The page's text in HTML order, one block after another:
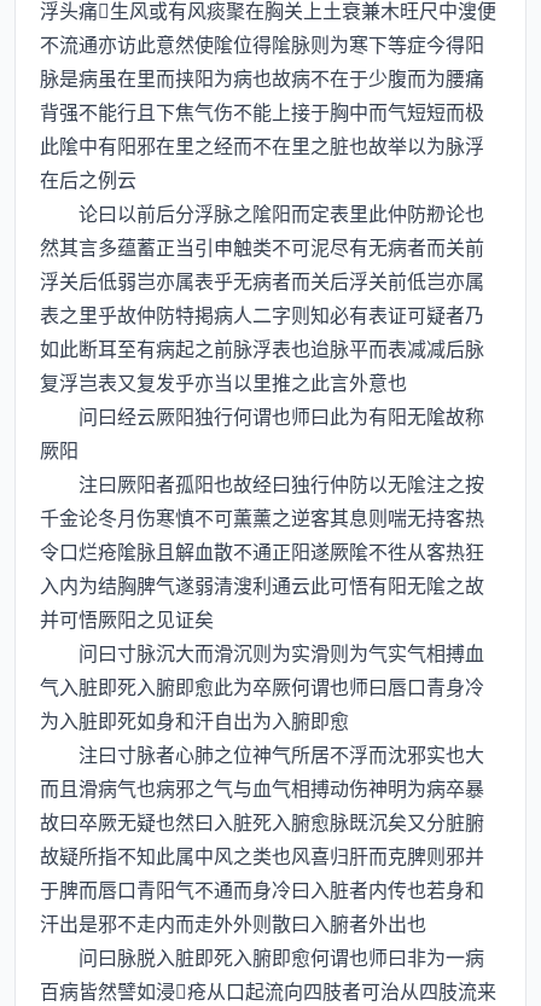
浮头痛生风或有风痰聚在胸关上土衰兼木旺尺中溲便
不流通亦访此意然使隂位得隂脉则为寒下等症今得阳
脉是病虽在里而挟阳为病也故病不在于少腹而为腰痛
背强不能行且下焦气伤不能上接于胸中而气短短而极
此隂中有阳邪在里之经而不在里之脏也故举以为脉浮
在后之例云
论曰以前后分浮脉之隂阳而定表里此仲防剙论也
然其言多蕴蓄正当引申触类不可泥尽有无病者而关前
浮关后低弱岂亦属表乎无病者而关后浮关前低岂亦属
表之里乎故仲防特掲病人二字则知必有表证可疑者乃
如此断耳至有病起之前脉浮表也迨脉平而表减减后脉
复浮岂表又复发乎亦当以里推之此言外意也
问曰经云厥阳独行何谓也师曰此为有阳无隂故称
厥阳
注曰厥阳者孤阳也故经曰独行仲防以无隂注之按
千金论冬月伤寒慎不可薫薰之逆客其息则喘无持客热
令口烂疮隂脉且解血散不通正阳遂厥隂不徃从客热狂
入内为结胸脾气遂弱清溲利通云此可悟有阳无隂之故
并可悟厥阳之见证矣
问曰寸脉沉大而滑沉则为实滑则为气实气相搏血
气入脏即死入腑即愈此为卒厥何谓也师曰唇口青身冷
为入脏即死如身和汗自出为入腑即愈
注曰寸脉者心肺之位神气所居不浮而沈邪实也大
而且滑病气也病邪之气与血气相搏动伤神明为病卒暴
故曰卒厥无疑也然曰入脏死入腑愈脉既沉矣又分脏腑
故疑所指不知此属中风之类也风喜归肝而克脾则邪并
于脾而唇口青阳气不通而身冷曰入脏者内传也若身和
汗出是邪不走内而走外外则散曰入腑者外出也
问曰脉脱入脏即死入腑即愈何谓也师曰非为一病
百病皆然譬如浸疮从口起流向四肢者可治从四肢流来